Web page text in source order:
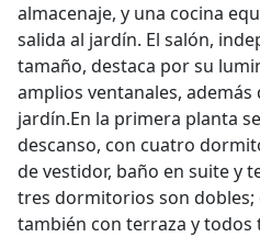
almacenaje, y una cocina
salida al jardín. El salón,
tamaño, destaca por su
amplios ventanales,
jardín.En la primera planta
descanso, con cuatro
de vestidor, baño en suite y
tres dormitorios son dobles;
también con terraza y todos